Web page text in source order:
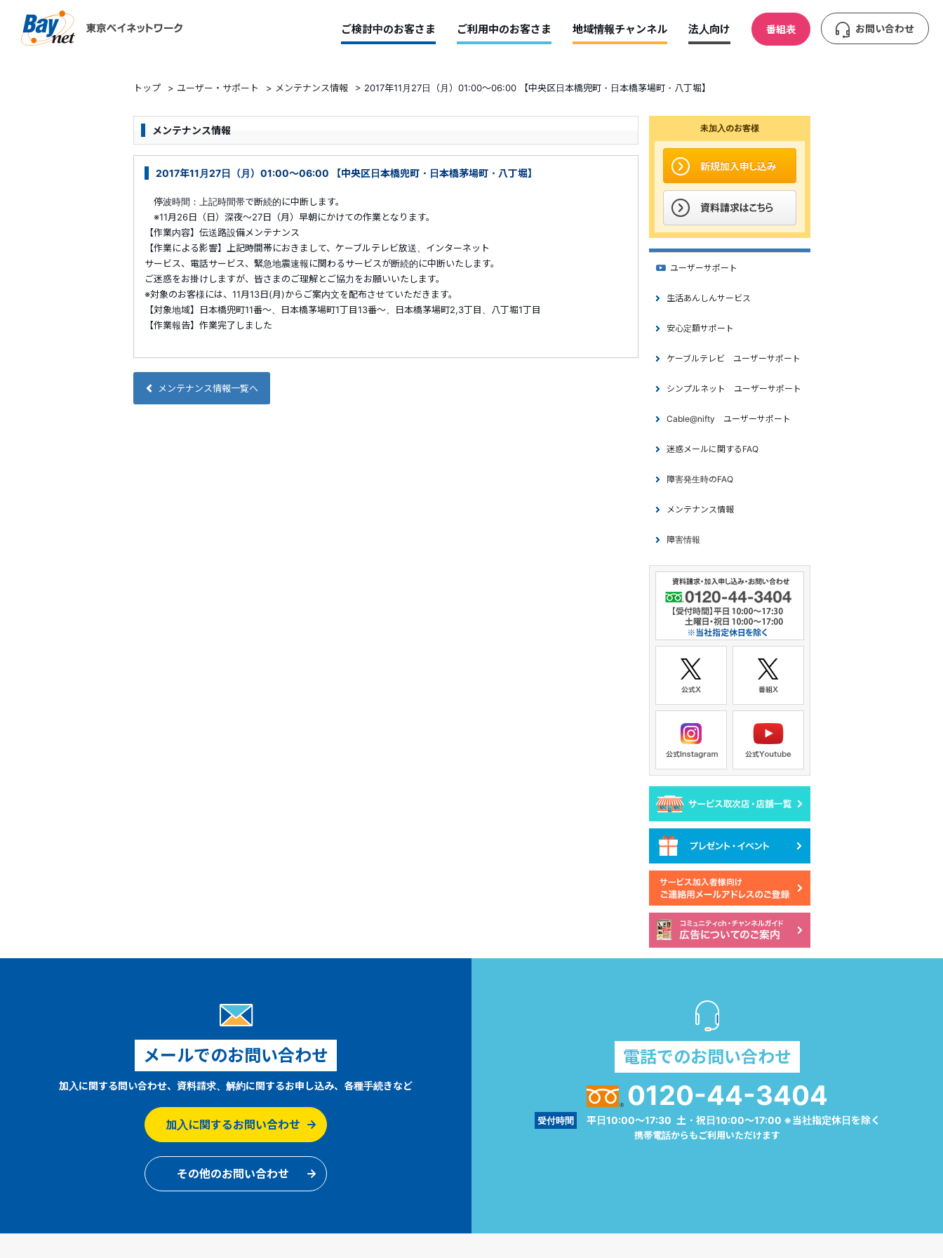
ご検討中のお客さま ご利用中のお客さま 地域情報チャンネル 法人向け 番組表 お問い合わせ
トップ > ユーザー・サポート > メンテナンス情報 > 2017年11月27日（月）01:00～06:00 【中央区日本橋兜町・日本橋茅場町・八丁堀】
メンテナンス情報
2017年11月27日（月）01:00～06:00 【中央区日本橋兜町・日本橋茅場町・八丁堀】
停波時間：上記時間帯で断続的に中断します。
※11月26日（日）深夜～27日（月）早朝にかけての作業となります。
【作業内容】伝送路設備メンテナンス
【作業による影響】上記時間帯におきまして、ケーブルテレビ放送、インターネット
サービス、電話サービス、緊急地震速報に関わるサービスが断続的に中断いたします。
ご迷惑をお掛けしますが、皆さまのご理解とご協力をお願いいたします。
※対象のお客様には、11月13日(月)からご案内文を配布させていただきます。
【対象地域】日本橋兜町11番～、日本橋茅場町1丁目13番～、日本橋茅場町2,3丁目、八丁堀1丁目
【作業報告】作業完了しました
メンテナンス情報一覧へ
未加入のお客様
ユーザーサポート
生活あんしんサービス
安心定額サポート
ケーブルテレビ ユーザーサポート
シンプルネット ユーザーサポート
Cable@nifty ユーザーサポート
迷惑メールに関するFAQ
障害発生時のFAQ
メンテナンス情報
障害情報
メールでのお問い合わせ
加入に関する問い合わせ、資料請求、解約に関するお申し込み、各種手続きなど
加入に関するお問い合わせ
その他のお問い合わせ
電話でのお問い合わせ
0120-44-3404
受付時間 平日10:00～17:30 土・祝日10:00～17:00 ※当社指定休日を除く
携帯電話からもご利用いただけます